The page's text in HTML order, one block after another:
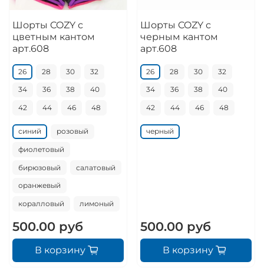
Шорты COZY с
цветным кантом
арт.608
26 28 30 32
34 36 38 40
42 44 46 48
синий розовый
фиолетовый
бирюзовый салатовый
оранжевый
коралловый лимоный
500.00 руб
В корзину
Шорты COZY с
черным кантом
арт.608
26 28 30 32
34 36 38 40
42 44 46 48
черный
500.00 руб
В корзину